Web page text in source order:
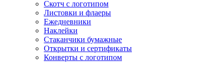
Скотч с логотипом
Листовки и флаеры
Ежедневники
Наклейки
Стаканчики бумажные
Открытки и сертификаты
Конверты с логотипом